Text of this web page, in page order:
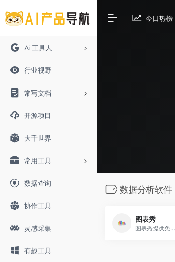
Ai 工具人
行业视野
常写文档
开源项目
大千世界
常用工具
数据查询
协作工具
灵感采集
有趣工具
今日热榜
数据分析软件
图表秀
图表秀提供免费的在线图表制作工具，支持自由布局与联动交互分析，操作简单，支持动态交互的高级数据可视化分析图表的制作，图表美观，支持将图表分享到微信、微博等社交网络上。图表工具,免费图表,图表制作软件,数据可视化,数据分析,数据展示,图表软件,可视化分析软,酷炫图表,数据仪表盘,交互式数据,ppt图表,数据分析软件,Excel图表,柱状图,统计图,K线图,雷达图,热力图,关系图,四象限图,标签云